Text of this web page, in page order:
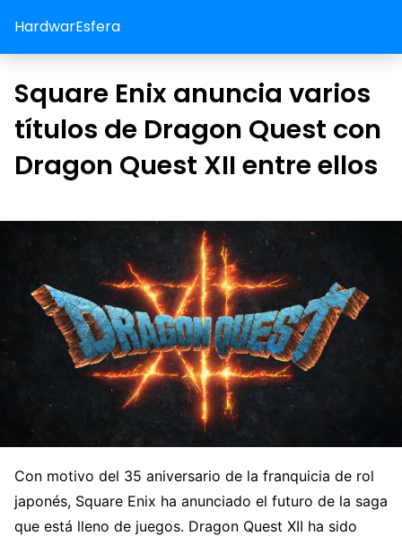
HardwarEsfera
Square Enix anuncia varios
títulos de Dragon Quest con
Dragon Quest XII entre ellos
Con motivo del 35 aniversario de la franquicia de rol
japonés, Square Enix ha anunciado el futuro de la saga
que está lleno de juegos. Dragon Quest XII ha sido